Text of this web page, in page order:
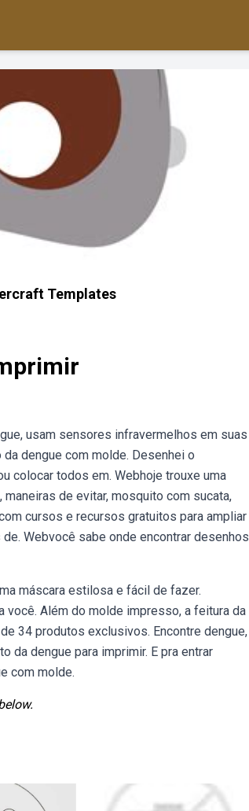
Templates
usam sensores infravermelhos em suas
dengue com molde. Desenhei o
colocar todos em. Webhoje trouxe uma
de evitar, mosquito com sucata,
cursos e recursos gratuitos para ampliar
Webvocê sabe onde encontrar desenhos
máscara estilosa e fácil de fazer.
Além do molde impresso, a feitura da
34 produtos exclusivos. Encontre dengue,
da dengue para imprimir. E pra entrar
com molde.